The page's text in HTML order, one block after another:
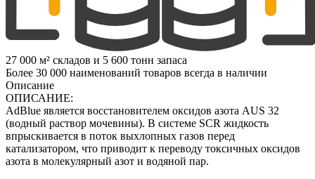
27 000 м² складов и 5 600 тонн запаса
Более 30 000 наименований товаров всегда в наличии
Описание
ОПИСАНИЕ:
AdBlue является восстановителем оксидов азота AUS 32
(водный раствор мочевины). В системе SCR жидкость
впрыскивается в поток выхлопных газов перед
катализатором, что приводит к переводу токсичных оксидов
азота в молекулярный азот и водяной пар.